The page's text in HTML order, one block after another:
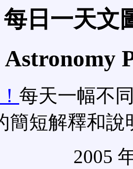
每日一天文
Astronomy
每天一幅不
簡短解釋和
2005